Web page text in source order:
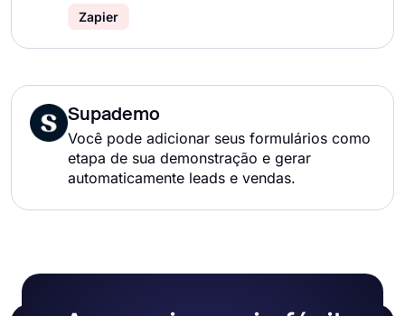
Zapier
Supademo
Você pode adicionar seus formulários como
etapa de sua demonstração e gerar
automaticamente leads e vendas.